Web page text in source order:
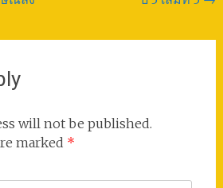
will not be published.
marked *